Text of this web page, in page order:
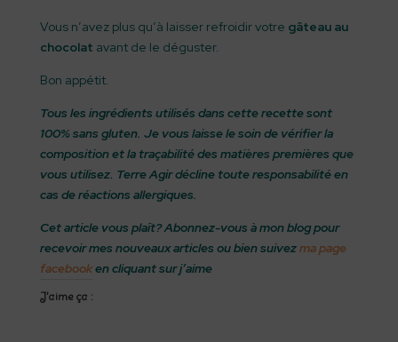
Vous n’avez plus qu’à laisser refroidir votre gâteau au
chocolat avant de le déguster.
Bon appétit.
Tous les ingrédients utilisés dans cette recette sont
100% sans gluten. Je vous laisse le soin de vérifier la
composition et la traçabilité des matières premières que
vous utilisez. Terre Agir décline toute responsabilité en
cas de réactions allergiques.
Cet article vous plaît? Abonnez-vous à mon blog pour
recevoir mes nouveaux articles ou bien suivezma page
facebooken cliquant sur j’aime
J’aime ça :